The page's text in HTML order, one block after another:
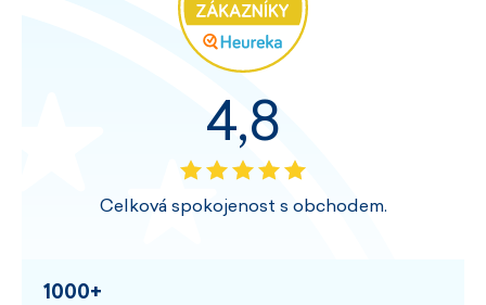
4,8
Celková spokojenost s obchodem.
1000+